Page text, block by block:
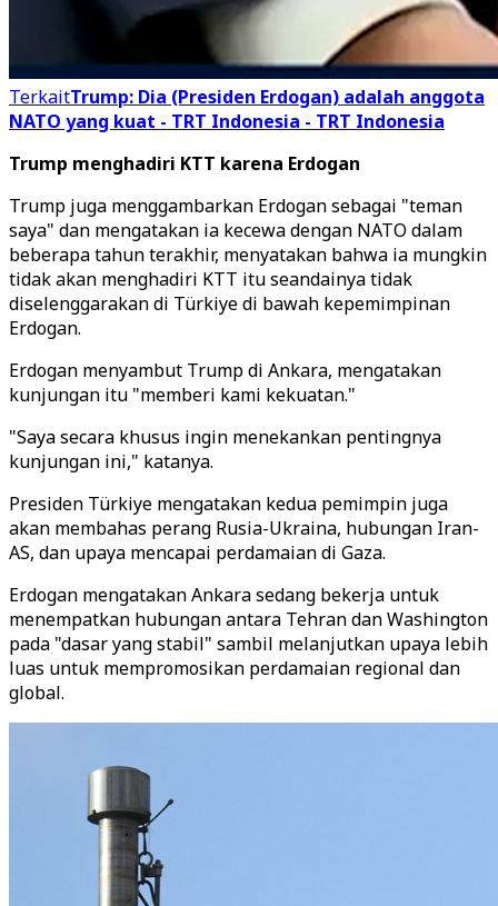
TerkaitTrump: Dia (Presiden Erdogan) adalah anggota
NATO yang kuat - TRT Indonesia - TRT Indonesia
Trump menghadiri KTT karena Erdogan
Trump juga menggambarkan Erdogan sebagai "teman
saya" dan mengatakan ia kecewa dengan NATO dalam
beberapa tahun terakhir, menyatakan bahwa ia mungkin
tidak akan menghadiri KTT itu seandainya tidak
diselenggarakan di Türkiye di bawah kepemimpinan
Erdogan.
Erdogan menyambut Trump di Ankara, mengatakan
kunjungan itu "memberi kami kekuatan."
"Saya secara khusus ingin menekankan pentingnya
kunjungan ini," katanya.
Presiden Türkiye mengatakan kedua pemimpin juga
akan membahas perang Rusia-Ukraina, hubungan Iran-
AS, dan upaya mencapai perdamaian di Gaza.
Erdogan mengatakan Ankara sedang bekerja untuk
menempatkan hubungan antara Tehran dan Washington
pada "dasar yang stabil" sambil melanjutkan upaya lebih
luas untuk mempromosikan perdamaian regional dan
global.